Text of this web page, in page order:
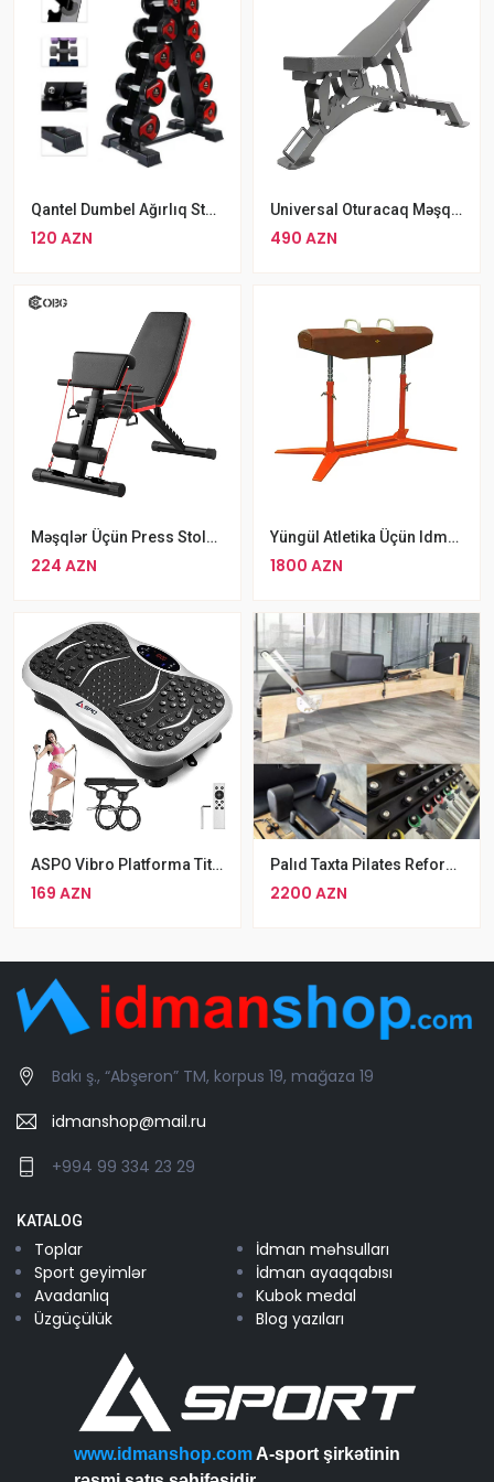
Qantel Dumbel Ağırlıq Stendi Ştanq Qantel Yıgıcı
120 AZN
Universal Oturacaq Məşq Masası
490 AZN
Məşqlər Üçün Press Stolu Qatlana Bilən Çoxməqsədli Fitness Stolu
224 AZN
Yüngül Atletika Üçün Idman Dəvəsi
1800 AZN
ASPO Vibro Platforma Titreşim Cihazı
169 AZN
Palıd Taxta Pilates Reformers Yoga Studiya
2200 AZN
Bakı ş., “Abşeron” TM, korpus 19, mağaza 19
idmanshop@mail.ru
+994 99 334 23 29
KATALOG
Toplar
İdman məhsulları
Sport geyimlər
İdman ayaqqabısı
Avadanlıq
Kubok medal
Üzgüçülük
Blog yazıları
www.idmanshop.com A-sport şirkətinin